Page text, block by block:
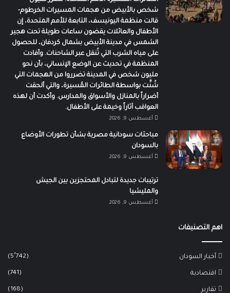
شخص بالأبيض من هجمات المسيرات الخرطوم-
قالت منظمة اليونيسف، التابعة للأمم المتحدة، إن
الأطفال والعائلات يقضون ساعات طويلة تحت هجير
الشمس في مدينة الأبيض بشمال كردفان، للحصول
على مياه الشرب التي تُنقل عبر الشاحنات. وأفادت
المنظمة في تحديث عن الوضع الإنساني، بأن نحو
مليون شخص في المدينة تضرروا من الهجمات التي
شُنَّت بواسطة الطائرات المُسيرة، والتي ألحقت
أضراراً بالمنازل والأسواق والمدارس. وأكدت أن لهذه
العواقب آثاراً وخيمة على الأطفال.
أغسطس 9, 2026
مباحثات سودانية مصرية بشأن تطورات الأوضاع
بالسودان
أغسطس 9, 2026
ترتيبات جديدة لتبادل المحتجزين بين الجيش
والمليشيا
أغسطس 9, 2026
اهم التصنيفات
أخبار السودان (5٬742)
اقتصادية (741)
تقارير (168)